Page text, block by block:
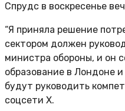
Спрудс в воскресенье
“Я приняла решение
сектором должен
министра обороны, и он
образование в Лондоне
будут руководить
соцсети Х.